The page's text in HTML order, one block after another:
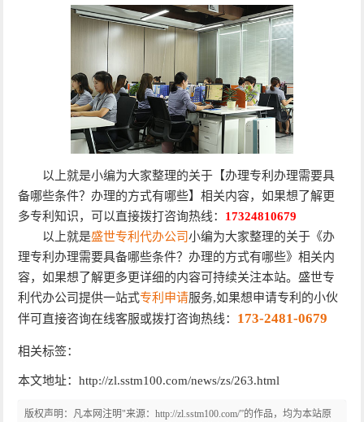
以上就是小编为大家整理的关于【办理专利办理需要具
备哪些条件？办理的方式有哪些】相关内容，如果想了解更
多专利知识，可以直接拨打咨询热线： 17324810679
以上就是盛世专利代办公司小编为大家整理的关于《办
理专利办理需要具备哪些条件？办理的方式有哪些》相关内
容，如果想了解更多更详细的内容可持续关注本站。盛世专
利代办公司提供一站式专利申请服务,如果想申请专利的小伙
伴可直接咨询在线客服或拨打咨询热线： 173-2481-0679
相关标签：
本文地址：http://zl.sstm100.com/news/zs/263.html
版权声明：凡本网注明"来源：http://zl.sstm100.com/”的作品，均为本站原